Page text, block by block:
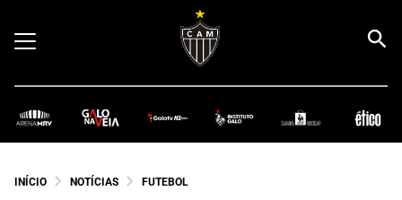
INÍCIO NOTÍCIAS FUTEBOL